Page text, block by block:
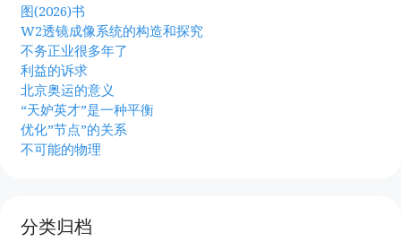
图(2026)书
W2透镜成像系统的构造和探究
不务正业很多年了
利益的诉求
北京奥运的意义
“天妒英才”是一种平衡
优化”节点”的关系
不可能的物理
分类归档